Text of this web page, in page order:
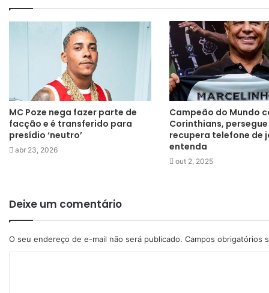
MC Poze nega fazer parte de
facção e é transferido para
presídio ‘neutro’
abr 23, 2026
Campeão do Mundo
Corinthians,
recupera telefone de
entenda
out 2, 2025
Deixe um comentário
O seu endereço de e-mail não será publicado. Campos obrigatórios